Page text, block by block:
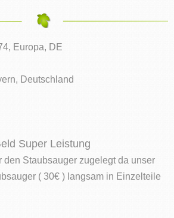
Europa, DE
Deutschland
Super Leistung
den Staubsauger zugelegt da unser
( 30€ ) langsam in Einzelteile